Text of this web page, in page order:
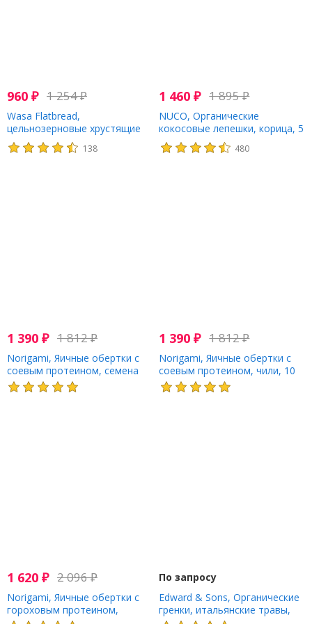
960 ₽ 1 254₽
Wasa Flatbread,
цельнозерновые хрустящие
хлебцы, светлая рожь, 270 г
(9,5 унции)
138
1 460₽ 1 895₽
NUCO, Органические
кокосовые лепешки, корица, 5
шт. (14 г) каждая
480
1 390 ₽ 1 812₽
Norigami, Яичные обертки с
соевым протеином, семена
кунжута, 10 тонких оберток,
40 г (1,4 унции)
1 390₽ 1 812₽
Norigami, Яичные обертки с
соевым протеином, чили, 10
тонких оберток, 40 г (1,4
унции)
1 620 ₽ 2 096₽
Norigami, Яичные обертки с
гороховым протеином,
По запросу
Edward & Sons, Органические
гренки, итальянские травы,